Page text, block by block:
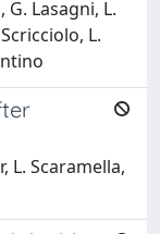
Lasagni, L.
L.
L. Scaramella,